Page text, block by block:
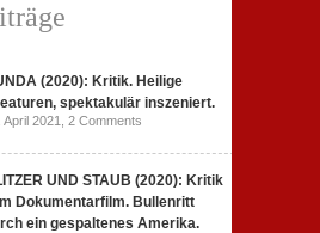
(2020): Kritik. Heilige
spektakulär inszeniert.
April 2021, 2 Comments
UND STAUB (2020): Kritik
Dokumentarfilm. Bullenritt
ein gespaltenes Amerika.